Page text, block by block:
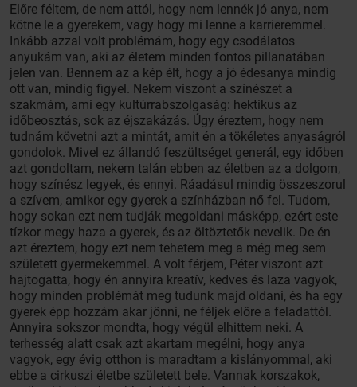
Előre féltem, de nem attól, hogy nem lennék jó anya, nem
kötne le a gyerekem, vagy hogy mi lenne a karrieremmel.
Inkább azzal volt problémám, hogy egy csodálatos
anyukám van, aki az életem minden fontos pillanatában
jelen van. Bennem az a kép élt, hogy a jó édesanya mindig
ott van, mindig figyel. Nekem viszont a színészet a
szakmám, ami egy kultúrrabszolgaság: hektikus az
időbeosztás, sok az éjszakázás. Úgy éreztem, hogy nem
tudnám követni azt a mintát, amit én a tökéletes anyaságról
gondolok. Mivel ez állandó feszültséget generál, egy időben
azt gondoltam, nekem talán ebben az életben az a dolgom,
hogy színész legyek, és ennyi. Ráadásul mindig összeszorul
a szívem, amikor egy gyerek a színházban nő fel. Tudom,
hogy sokan ezt nem tudják megoldani másképp, ezért este
tízkor megy haza a gyerek, és az öltöztetők nevelik. De én
azt éreztem, hogy ezt nem tehetem meg a még meg sem
született gyermekemmel. A volt férjem, Péter viszont azt
hajtogatta, hogy én annyira kreatív, kedves és laza vagyok,
hogy minden problémát meg tudunk majd oldani, és ha egy
gyerek épp hozzám akar jönni, ne féljek előre a feladattól.
Annyira sokszor mondta, hogy végül elhittem neki. A
terhesség alatt csak azt akartam megélni, hogy anya
vagyok, egy évig otthon is maradtam a kislányommal, aki
ebbe a cirkuszi életbe született bele. Vannak korszakok,